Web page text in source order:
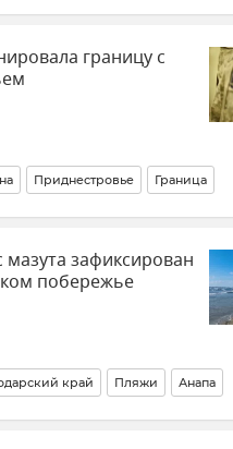
границу с
Приднестровье Граница
зафиксирован
побережье
край Пляжи Анапа